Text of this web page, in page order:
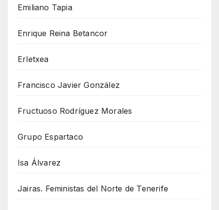
Emiliano Tapia
Enrique Reina Betancor
Erletxea
Francisco Javier González
Fructuoso Rodríguez Morales
Grupo Espartaco
Isa Álvarez
Jairas. Feministas del Norte de Tenerife